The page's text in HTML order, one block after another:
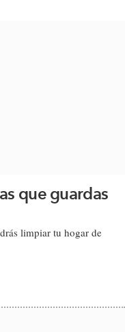
que guardas
limpiar tu hogar de